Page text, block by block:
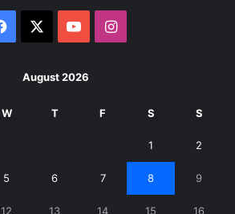
Facebook YouTubeInstagram
August 2026
W T F S S
1 2
5 6 7 8 9
12 13 14 15 16